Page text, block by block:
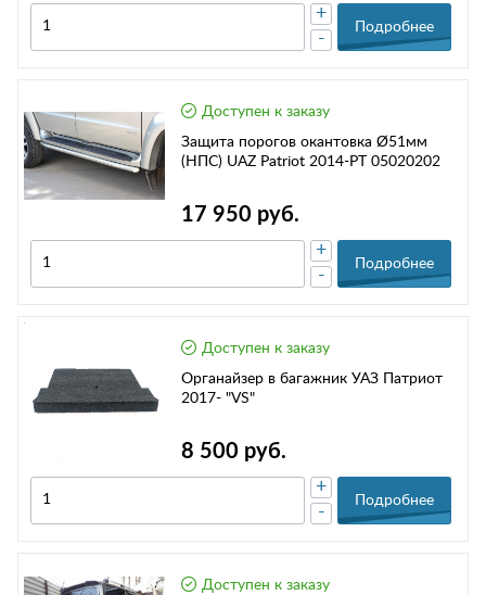
-
+
Подробнее
Доступен к заказу
Защита порогов окантовка Ø51мм
(НПС) UAZ Patriot 2014-РТ 05020202
17 950 руб.
-
+
Подробнее
Доступен к заказу
Органайзер в багажник УАЗ Патриот
2017- "VS"
8 500 руб.
-
+
Подробнее
Доступен к заказу